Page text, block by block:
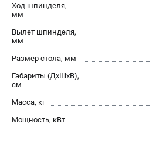
Ход шпинделя,
мм
Вылет шпинделя,
мм
Размер стола, мм
Габариты (ДхШхВ),
см
Масса, кг
Мощность, кВт